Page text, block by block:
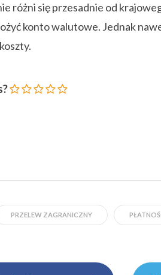
różni się przesadnie od
konto walutowe. Jednak
PRZELEW ZAGRANICZNY